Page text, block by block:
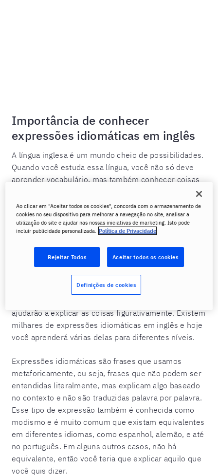
Importância de conhecer
expressões idiomáticas em inglês
A língua inglesa é um mundo cheio de possibilidades.
Quando você estuda essa língua, você não só deve
aprender vocabulário, mas também conhecer coisas
Embora às vezes você sinta que seu banco de dados
já está muito cheio com todas essas novas
informações em inglês, há sempre um espacinho
Algo essencial para ser capaz de se comunicar como
um falante nativo da língua inglesa é conhecer as
expressões idiomáticas ou modismos. Esses tipos de
ajudarão a explicar as coisas figurativamente. Existem
milhares de expressões idiomáticas em inglês e hoje
você aprenderá várias delas para diferentes níveis.
Expressões idiomáticas são frases que usamos
metaforicamente, ou seja, frases que não podem ser
entendidas literalmente, mas explicam algo baseado
no contexto e não são traduzidas palavra por palavra.
Esse tipo de expressão também é conhecida como
modismo e é muito comum que existam equivalentes
em diferentes idiomas, como espanhol, alemão, e até
no português. Em alguns outros casos, não há
equivalente, então você teria que explicar aquilo que
você quis dizer.
Ao clicar em "Aceitar todos os cookies", concorda com o armazenamento de
cookies no seu dispositivo para melhorar a navegação no site, analisar a
utilização do site e ajudar nas nossas iniciativas de marketing. Isto pode
incluir publicidade personalizada.
Política de Privacidade
Rejeitar Todos Aceitar todos os cookies
Definições de cookies